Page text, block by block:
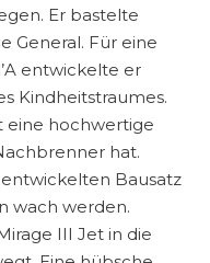
Er bastelte
General. Für eine
entwickelte er
Kindheitstraumes.
eine hochwertige
hat.
Bausatz
wach werden.
III Jet in die